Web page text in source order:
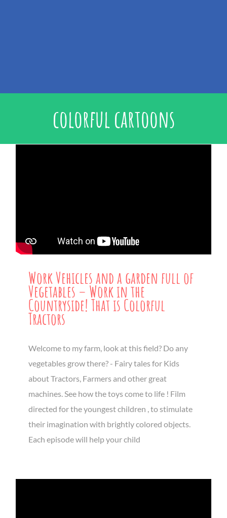
colorful cartoons
Work Vehicles and a garden full of
Vegetables – Work in the
Countryside! That is Colorful
Tractors
Welcome to my farm, look at this field? Do any
vegetables grow there? - Fairy tales for Kids
about Tractors, Farmers and other great
machines. See how the toys come to life ! Film
directed for the youngest children , to stimulate
their imagination with brightly colored objects.
Each episode will help your child